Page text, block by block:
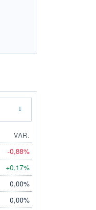
VAR.
-0,88%
+0,17%
0,00%
0,00%